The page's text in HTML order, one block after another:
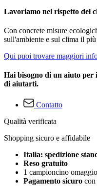
Lavoriamo nel rispetto del
Con concrete misure
sull'ambiente e sul clima il più
Qui puoi trovare maggiori
Hai bisogno di un aiuto per
di aiutarti.
Contatto
Qualità verificata
Shopping sicuro e affidabile
Italia: spedizione
Reso gratuito
1 campioncino
Pagamento sicuro